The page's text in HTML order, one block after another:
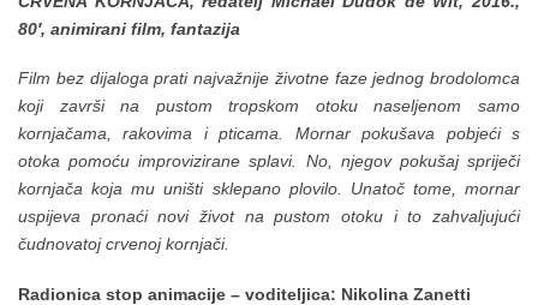
80′, animirani film, fantazija
Film bez dijaloga prati najvažnije životne faze jednog brodolomca
koji završi na pustom tropskom otoku naseljenom samo
kornjačama, rakovima i pticama. Mornar pokušava pobjeći s
otoka pomoću improvizirane splavi. No, njegov pokušaj spriječi
kornjača koja mu uništi sklepano plovilo. Unatoč tome, mornar
uspijeva pronaći novi život na pustom otoku i to zahvaljujući
čudnovatoj crvenoj kornjači.
Radionica stop animacije – voditeljica: Nikolina Zanetti